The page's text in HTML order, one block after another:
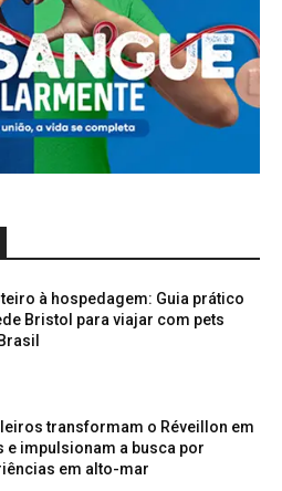
à hospedagem: Guia prático
Bristol para viajar com pets
transformam o Réveillon em
e impulsionam a busca por
em alto-mar